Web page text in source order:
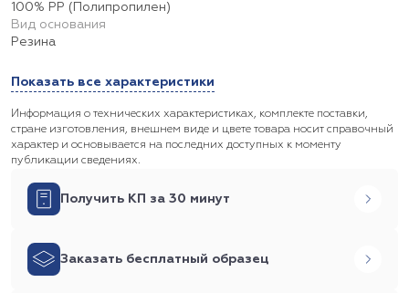
100% PP (Полипропилен)
Вид основания
Резина
Показать все характеристики
Информация о технических характеристиках, комплекте поставки,
стране изготовления, внешнем виде и цвете товара носит справочный
характер и основывается на последних доступных к моменту
публикации сведениях.
Получить КП за 30 минут
Заказать бесплатный образец